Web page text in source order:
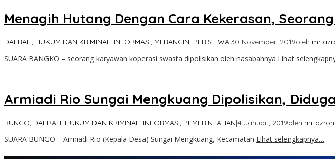
Menagih Hutang Dengan Cara Kekerasan,
DAERAH, HUKUM DAN KRIMINAL, INFORMASI, MERANGIN, PERISTIWA|30 November, 2019oleh mr
SUARA BANGKO – seorang karyawan koperasi swasta dipolisikan oleh nasabahnya Lihat
Armiadi Rio Sungai Mengkuang Dipolisikan,
BUNGO, DAERAH, HUKUM DAN KRIMINAL, INFORMASI, PEMERINTAHAN|4 Januari, 2019oleh mr
SUARA BUNGO – Armiadi Rio (Kepala Desa) Sungai Mengkuang, Kecamatan Lihat selengkapnya…